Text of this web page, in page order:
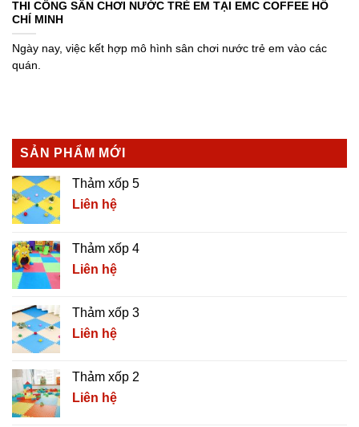
SẢN PHẨM MỚI
Thảm xốp 5
Liên hệ
Thảm xốp 4
Liên hệ
Thảm xốp 3
Liên hệ
Thảm xốp 2
Liên hệ
THI CÔNG SÂN CHƠI NƯỚC TRẺ EM TẠI EMC COFFEE HỒ
CHÍ MINH
Ngày nay, việc kết hợp mô hình sân chơi nước trẻ em vào các
quán.